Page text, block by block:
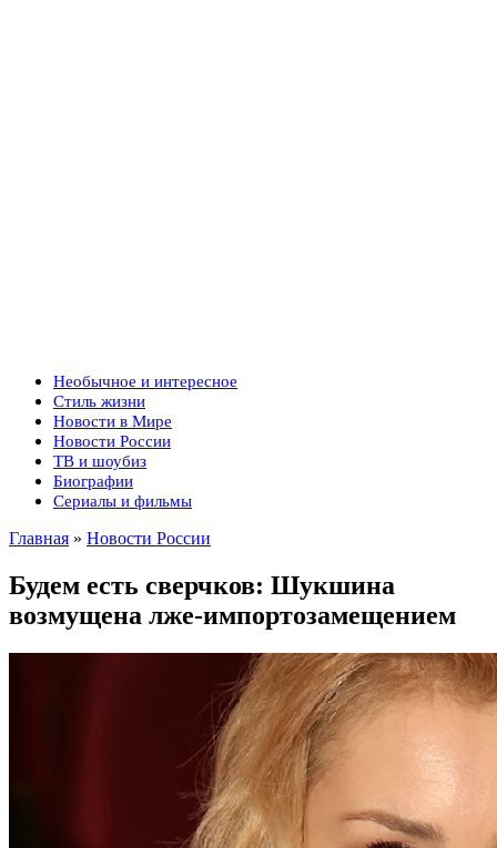
Необычное и интересное
Стиль жизни
Новости в Мире
Новости России
ТВ и шоубиз
Биографии
Сериалы и фильмы
Главная » Новости России
Будем есть сверчков: Шукшина
возмущена лже-импортозамещением